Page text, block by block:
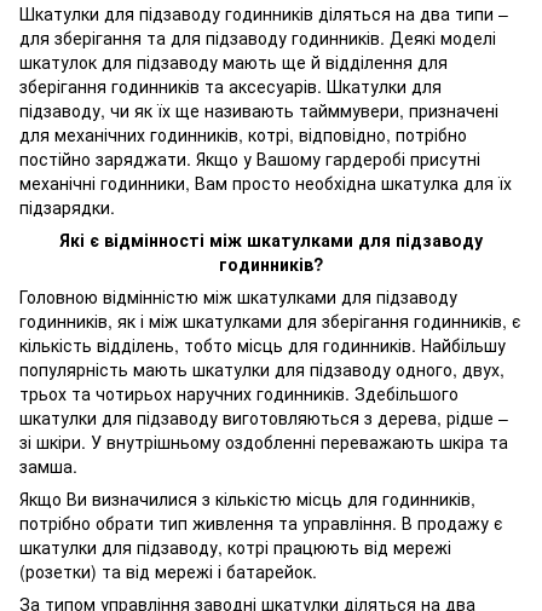
Шкатулки для підзаводу годинників діляться на два типи –
для зберігання та для підзаводу годинників. Деякі моделі
шкатулок для підзаводу мають ще й відділення для
зберігання годинників та аксесуарів. Шкатулки для
підзаводу, чи як їх ще називають тайммувери, призначені
для механічних годинників, котрі, відповідно, потрібно
постійно заряджати. Якщо у Вашому гардеробі присутні
механічні годинники, Вам просто необхідна шкатулка для їх
підзарядки.
Які є відмінності між шкатулками для підзаводу
годинників?
Головною відмінністю між шкатулками для підзаводу
годинників, як і між шкатулками для зберігання годинників, є
кількість відділень, тобто місць для годинників. Найбільшу
популярність мають шкатулки для підзаводу одного, двух,
трьох та чотирьох наручних годинників. Здебільшого
шкатулки для підзаводу виготовляються з дерева, рідше –
зі шкіри. У внутрішньому оздобленні переважають шкіра та
замша.
Якщо Ви визначилися з кількістю місць для годинників,
потрібно обрати тип живлення та управління. В продажу є
шкатулки для підзаводу, котрі працюють від мережі
(розетки) та від мережі і батарейок.
За типом управління заводні шкатулки діляться на два